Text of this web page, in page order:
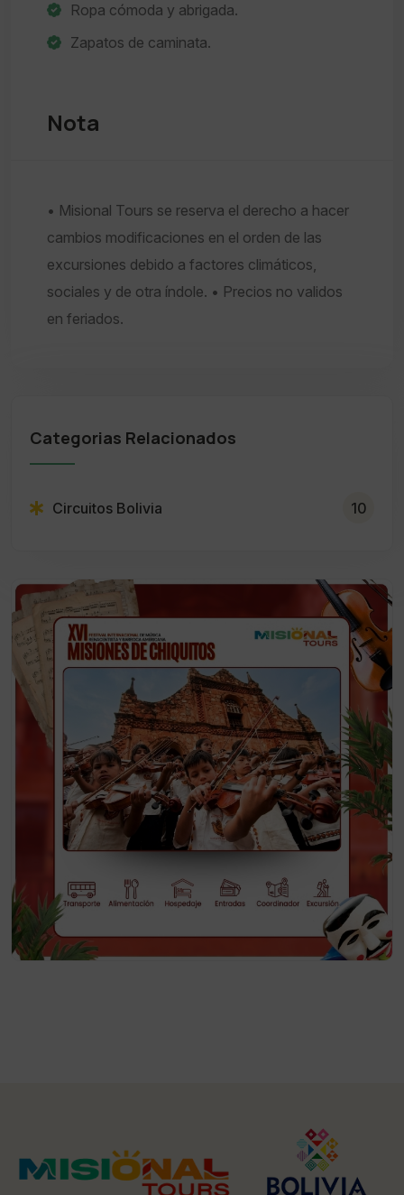
Ropa cómoda y abrigada.
Zapatos de caminata.
Nota
• Misional Tours se reserva el derecho a hacer
cambios modificaciones en el orden de las
excursiones debido a factores climáticos,
sociales y de otra índole. • Precios no validos
en feriados.
Categorias Relacionados
Circuitos Bolivia 10